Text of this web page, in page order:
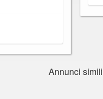
Annunci simili